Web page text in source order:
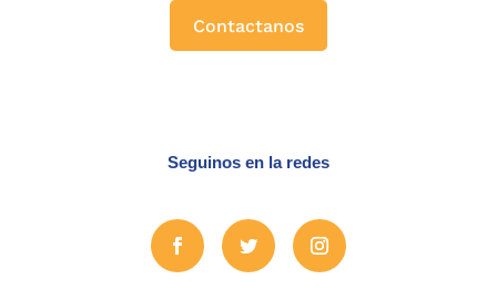
Contactanos
Seguinos en la redes